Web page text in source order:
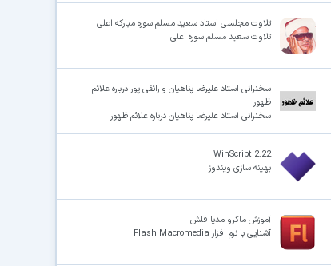
تلاوت مجلسی استاد سعید مسلم سوره مبارکه اعلی
تلاوت سعید مسلم سوره اعلی
سخنرانی استاد علیرضا پناهیان و رائفی پور درباره علائم
ظهور
سخنرانی استاد علیرضا پناهیان درباره علائم ظهور
WinScript 2.22
بهینه سازی ویندوز
آموزش ماکرو مدیا فلش
آشنایی با نرم افزار Flash Macromedia